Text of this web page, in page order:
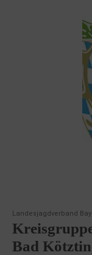
Landesjagdverband
Bad